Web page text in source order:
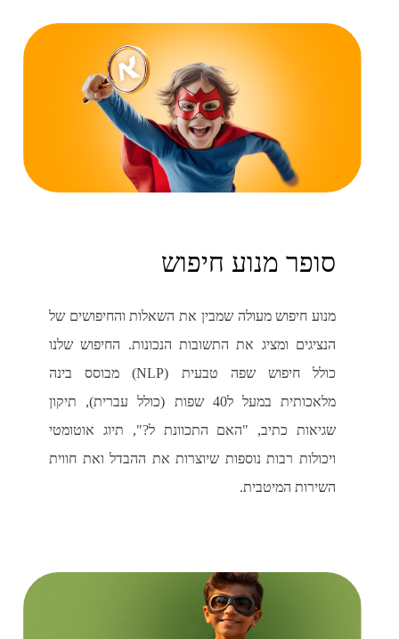
סופר מנוע חיפוש
מנוע חיפוש מעולה שמבין את השאלות והחיפושים של
הנציגים ומציג את התשובות הנכונות. החיפוש שלנו
כולל חיפוש שפה טבעית (NLP) מבוסס בינה
מלאכותית במעל ל40 שפות (כולל עברית), תיקון
שגיאות כתיב, "האם התכוונת ל?", תיוג אוטומטי
ויכולות רבות נוספות שיוצרות את ההבדל ואת חווית
השירות המיטבית.